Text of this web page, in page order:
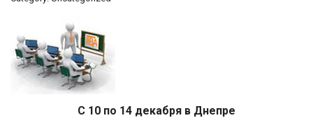
С 10 по 14 декабря в Днепре